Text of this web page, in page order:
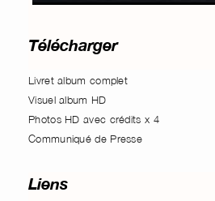
Télécharger
Livret album complet
Visuel album HD
Photos HD avec crédits x 4
Communiqué de Presse
Liens